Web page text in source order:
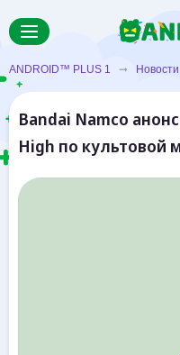
ANDROID™ PLUS 1 ➞ Новости
Bandai Namco
High по культовой